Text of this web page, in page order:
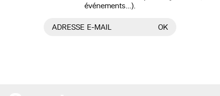
événements…).
ADRESSE E-MAIL OK